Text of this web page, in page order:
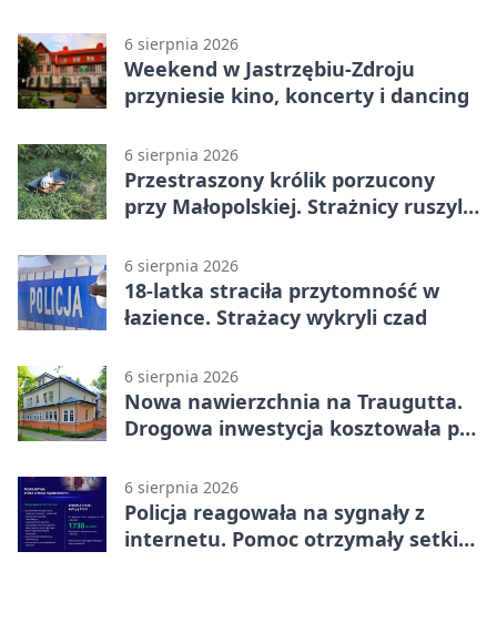
6 sierpnia 2026
Weekend w Jastrzębiu-Zdroju
przyniesie kino, koncerty i dancing
6 sierpnia 2026
Przestraszony królik porzucony
przy Małopolskiej. Strażnicy ruszyli
6 sierpnia 2026
18-latka straciła przytomność w
łazience. Strażacy wykryli czad
6 sierpnia 2026
Nowa nawierzchnia na Traugutta.
Drogowa inwestycja kosztowała pół
6 sierpnia 2026
Policja reagowała na sygnały z
internetu. Pomoc otrzymały setki